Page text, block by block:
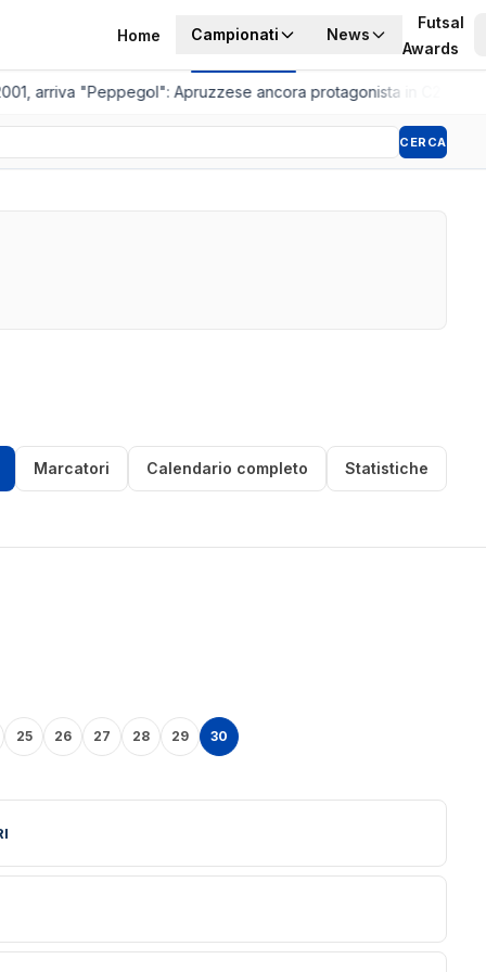
Home Campionati News
Futsal
Awards
arriva "Peppegol": Apruzzese ancora protagonista in C2
CERCA
Marcatori Calendario completo Statistiche
25 26 27 28 29 30